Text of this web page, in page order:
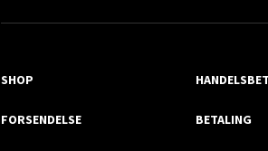
SHOP
FORSENDELSE BETALING